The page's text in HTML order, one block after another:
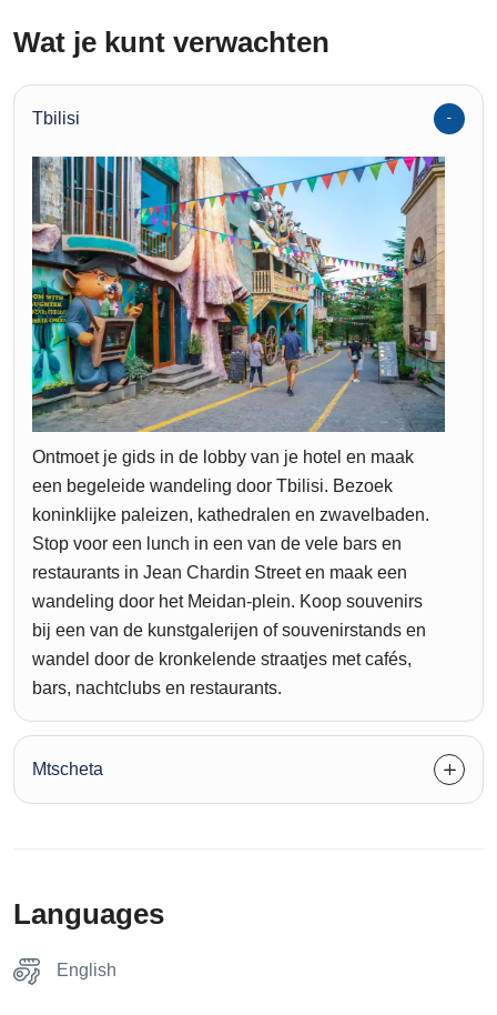
Wat je kunt verwachten
Tbilisi
Ontmoet je gids in de lobby van je hotel en maak
een begeleide wandeling door Tbilisi. Bezoek
koninklijke paleizen, kathedralen en zwavelbaden.
Stop voor een lunch in een van de vele bars en
restaurants in Jean Chardin Street en maak een
wandeling door het Meidan-plein. Koop souvenirs
bij een van de kunstgalerijen of souvenirstands en
wandel door de kronkelende straatjes met cafés,
bars, nachtclubs en restaurants.
Mtscheta
Languages
English